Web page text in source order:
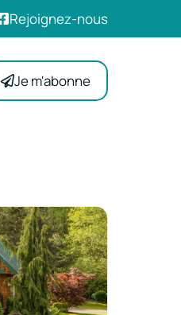
Rejoignez-nous
Je m'abonne